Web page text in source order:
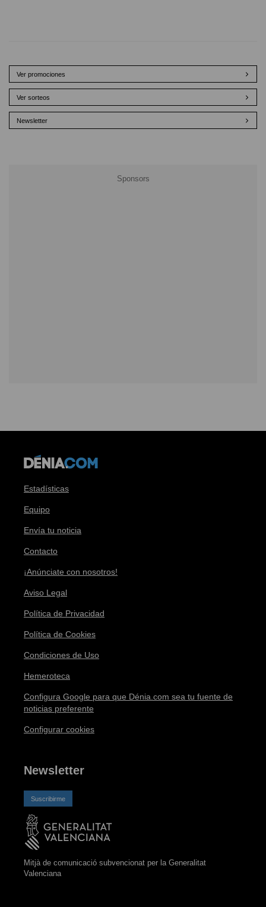
Ver promociones
Ver sorteos
Newsletter
Estadísticas
Equipo
Envía tu noticia
Contacto
¡Anúnciate con nosotros!
Aviso Legal
Política de Privacidad
Política de Cookies
Condiciones de Uso
Hemeroteca
Configura Google para que Dénia.com sea tu fuente de
noticias preferente
Configurar cookies
Newsletter
Suscribirme
Mitjà de comunicació subvencionat per la Generalitat
Valenciana